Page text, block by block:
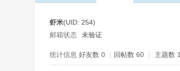
虾米(UID: 254)
邮箱状态
未验证
统计信息 好友数 0 | 回帖数 60 | 主题数 1